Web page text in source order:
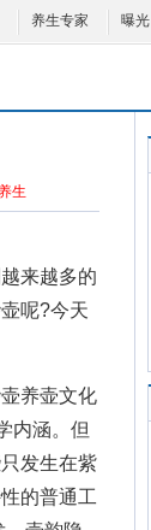
养生专家 曝光
生
来越多的
呢?今天
养壶文化
内涵。但
发生在紫
的普通工